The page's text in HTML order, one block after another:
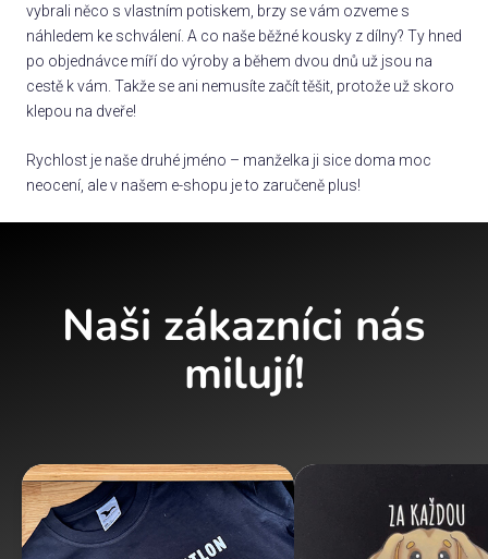
vybrali něco s vlastním potiskem, brzy se vám ozveme s
náhledem ke schválení. A co naše běžné kousky z dílny? Ty hned
po objednávce míří do výroby a během dvou dnů už jsou na
cestě k vám. Takže se ani nemusíte začít těšit, protože už skoro
klepou na dveře!
Rychlost je naše druhé jméno – manželka ji sice doma moc
neocení, ale v našem e-shopu je to zaručeně plus!
Naši zákazníci nás
milují!